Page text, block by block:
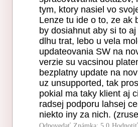
tym, ktory nasiel vo
Lenze tu ide o to, ze ak
by dosiahnut aby si to
dlhu trat, lebo u vela
updateovania SW na
verzie su vacsinou
bezplatny update na
uz unsupported, tak
pokial ma taky klient aj
radsej podporu lahsej
niekto iny za nich.